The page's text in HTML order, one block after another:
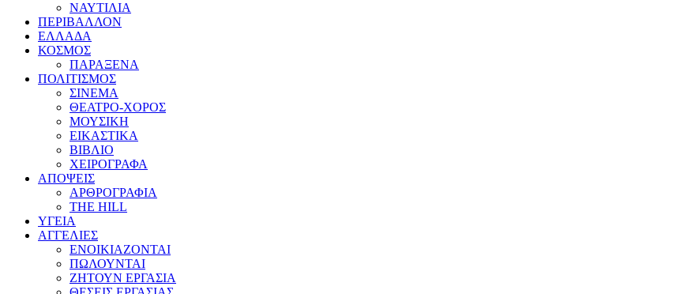
ΝΑΥΤΙΛΙΑ
ΠΕΡΙΒΑΛΛΟΝ
ΕΛΛΑΔΑ
ΚΟΣΜΟΣ
ΠΑΡΑΞΕΝΑ
ΠΟΛΙΤΙΣΜΟΣ
ΣΙΝΕΜΑ
ΘΕΑΤΡΟ-ΧΟΡΟΣ
ΜΟΥΣΙΚΗ
ΕΙΚΑΣΤΙΚΑ
ΒΙΒΛΙΟ
ΧΕΙΡΟΓΡΑΦΑ
ΑΠΟΨΕΙΣ
ΑΡΘΡΟΓΡΑΦΙΑ
THE HILL
ΥΓΕΙΑ
ΑΓΓΕΛΙΕΣ
ΕΝΟΙΚΙΑΖΟΝΤΑΙ
ΠΩΛΟΥΝΤΑΙ
ΖΗΤΟΥΝ ΕΡΓΑΣΙΑ